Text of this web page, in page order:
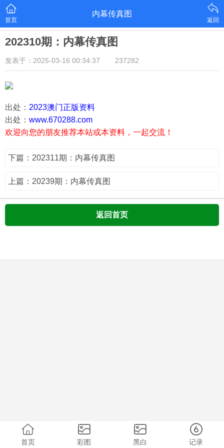
首页
内幕传真图
返回
202310期：内幕传真图
发表于：2025-03-16 00:34:37 237282
出处： 2023澳门正版资料
出处： www.670288.com
欢迎向您的朋友推荐本站或本资料，一起交流！
下篇：202311期：内幕传真图
上篇：20239期：内幕传真图
返回首页
首页 彩图 黑白 记录